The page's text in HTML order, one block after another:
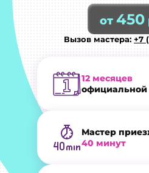
от 450
Вызов мастера: +7
12 месяцев
официальной
Мастер
40 минут